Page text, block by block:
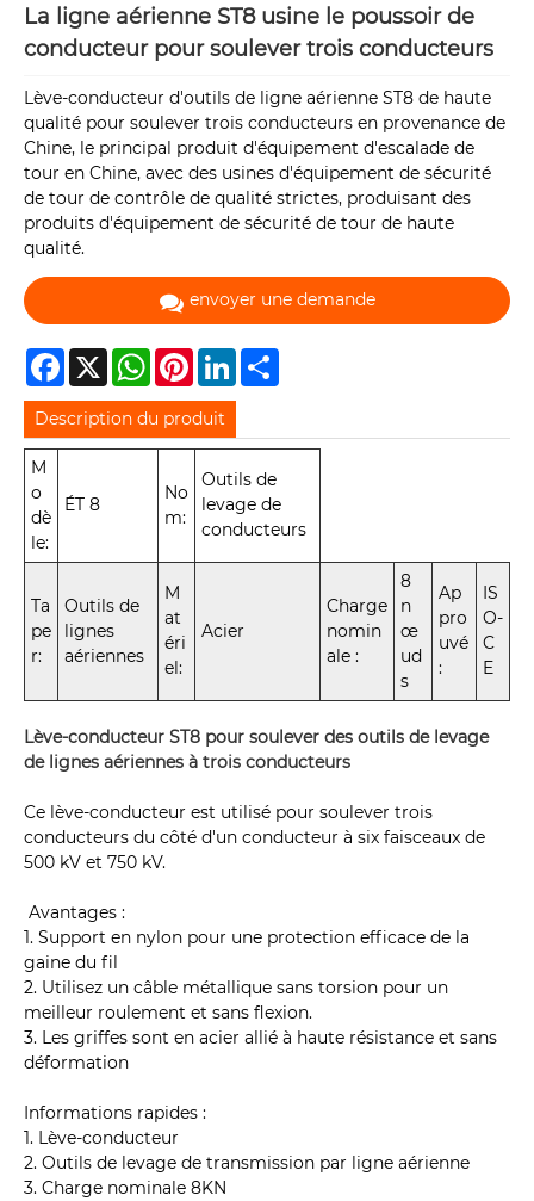
La ligne aérienne ST8 usine le poussoir de
conducteur pour soulever trois conducteurs
Lève-conducteur d'outils de ligne aérienne ST8 de haute
qualité pour soulever trois conducteurs en provenance de
Chine, le principal produit d'équipement d'escalade de
tour en Chine, avec des usines d'équipement de sécurité
de tour de contrôle de qualité strictes, produisant des
produits d'équipement de sécurité de tour de haute
qualité.
envoyer une demande
Facebook
X WhatsAppPinterestLinkedIn
Description du produit
M
o
dè
le:
ÉT 8
No
m:
Outils de
levage de
conducteurs
Ta
pe
r:
Outils de
lignes
aériennes
M
at
éri
el:
Acier
Charge
nomin
ale :
8
n
œ
ud
s
Ap
pro
uvé
:
IS
O-
C
E
Lève-conducteur ST8 pour soulever des outils de levage
de lignes aériennes à trois conducteurs
Ce lève-conducteur est utilisé pour soulever trois
conducteurs du côté d'un conducteur à six faisceaux de
500 kV et 750 kV.
Avantages :
1. Support en nylon pour une protection efficace de la
gaine du fil
2. Utilisez un câble métallique sans torsion pour un
meilleur roulement et sans flexion.
3. Les griffes sont en acier allié à haute résistance et sans
déformation
Informations rapides :
1. Lève-conducteur
2. Outils de levage de transmission par ligne aérienne
3. Charge nominale 8KN